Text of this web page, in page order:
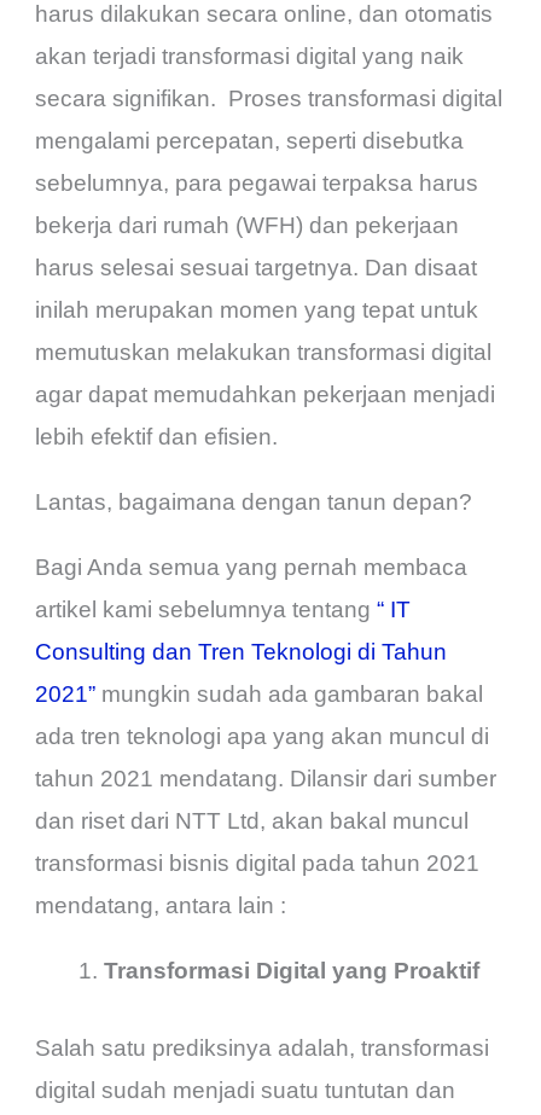
harus dilakukan secara online, dan otomatis
akan terjadi transformasi digital yang naik
secara signifikan. Proses transformasi digital
mengalami percepatan, seperti disebutka
sebelumnya, para pegawai terpaksa harus
bekerja dari rumah (WFH) dan pekerjaan
harus selesai sesuai targetnya. Dan disaat
inilah merupakan momen yang tepat untuk
memutuskan melakukan transformasi digital
agar dapat memudahkan pekerjaan menjadi
lebih efektif dan efisien.
Lantas, bagaimana dengan tanun depan?
Bagi Anda semua yang pernah membaca
artikel kami sebelumnya tentang“ IT
Consulting dan Tren Teknologi di Tahun
2021” mungkin sudah ada gambaran bakal
ada tren teknologi apa yang akan muncul di
tahun 2021 mendatang. Dilansir dari sumber
dan riset dari NTT Ltd, akan bakal muncul
transformasi bisnis digital pada tahun 2021
mendatang, antara lain :
Transformasi Digital yang Proaktif
Salah satu prediksinya adalah, transformasi
digital sudah menjadi suatu tuntutan dan